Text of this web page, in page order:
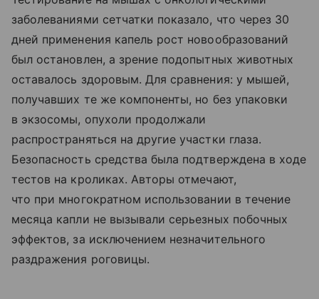
заболеваниями сетчатки показало, что через 30
дней применения капель рост новообразований
был остановлен, а зрение подопытных животных
оставалось здоровым. Для сравнения: у мышей,
получавших те же компоненты, но без упаковки
в экзосомы, опухоли продолжали
распространяться на другие участки глаза.
Безопасность средства была подтверждена в ходе
тестов на кроликах. Авторы отмечают,
что при многократном использовании в течение
месяца капли не вызывали серьезных побочных
эффектов, за исключением незначительного
раздражения роговицы.